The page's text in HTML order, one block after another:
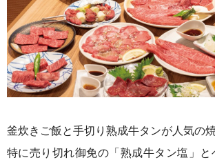
釜炊きご飯と手切り熟成牛タンが人気の焼
特に売り切れ御免の「熟成牛タン塩」と